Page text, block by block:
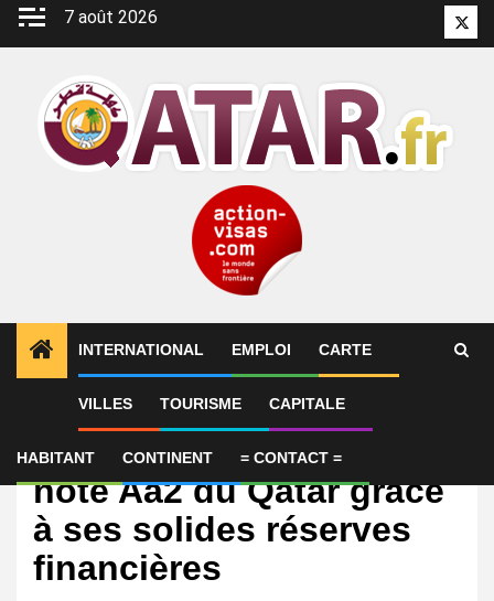
Aller
7 août 2026
INTERNATIONAL EMPLOI CARTE
VILLES TOURISME CAPITALE
HABITANT CONTINENT = CONTACT =
International
Moody’s confirme la
note Aa2 du Qatar grâce
à ses solides réserves
financières